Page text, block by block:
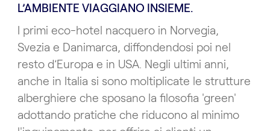
L’AMBIENTE VIAGGIANO INSIEME.
I primi eco-hotel nacquero in Norvegia,
Svezia e Danimarca, diffondendosi poi nel
resto d’Europa e in USA. Negli ultimi anni,
anche in Italia si sono moltiplicate le strutture
alberghiere che sposano la filosofia 'green'
adottando pratiche che riducono al minimo